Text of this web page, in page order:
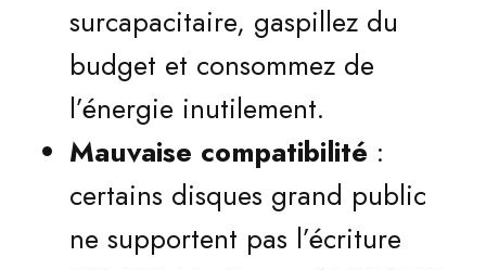
surcapacitaire, gaspillez du
budget et consommez de
l’énergie inutilement.
Mauvaise compatibilité :
certains disques grand public
ne supportent pas l’écriture